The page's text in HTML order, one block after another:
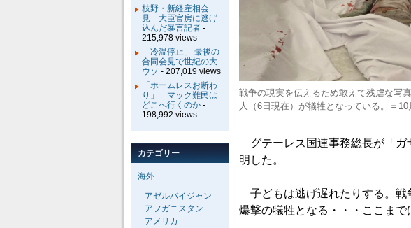
戦争の現実を伝えるため敢えて残虐な写
人（6日現在）が犠牲となっている。＝
グテーレス国連事務総長が「ガ
明した。
子どもは逃げ遅れたりする。戦
爆撃の犠牲となる・・・ここまで
枝野・新経産相会
見 大臣官房に逃げ
込んだ暴言記者 -
215,978 views
「冷温停止」 最後の
合同会見で世紀の大
ウソ - 207,019 views
「ホームレスお断わ
り」 マック難民は
どこへ行くのか -
198,992 views
カテゴリー
海外
アゼルバイジャン
アフガニスタン
アメリカ